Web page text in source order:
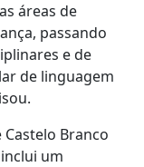
áreas de
passando
e de
de linguagem
Branco
um